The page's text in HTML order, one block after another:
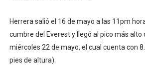
Herrera salió el 16 de mayo a las 11pm
cumbre del Everest y llegó al pico más alto
miércoles 22 de mayo, el cual cuenta con
pies de altura).